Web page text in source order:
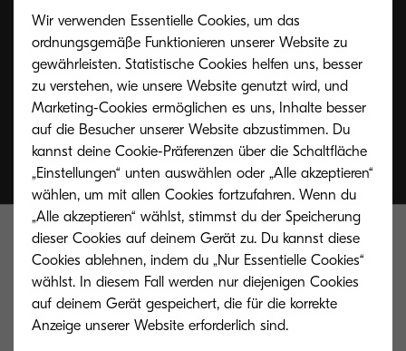
Kyocera Document Solutions Global
Wir verwenden Essentielle Cookies, um das
ordnungsgemäße Funktionieren unserer Website zu
gewährleisten. Statistische Cookies helfen uns, besser
zu verstehen, wie unsere Website genutzt wird, und
Marketing-Cookies ermöglichen es uns, Inhalte besser
auf die Besucher unserer Website abzustimmen. Du
kannst deine Cookie-Präferenzen über die Schaltfläche
„Einstellungen“ unten auswählen oder „Alle akzeptieren“
wählen, um mit allen Cookies fortzufahren. Wenn du
„Alle akzeptieren“ wählst, stimmst du der Speicherung
dieser Cookies auf deinem Gerät zu. Du kannst diese
Cookies ablehnen, indem du „Nur Essentielle Cookies“
wählst. In diesem Fall werden nur diejenigen Cookies
auf deinem Gerät gespeichert, die für die korrekte